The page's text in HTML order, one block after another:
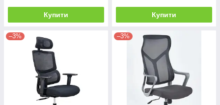
Купити Купити
–3% –3%